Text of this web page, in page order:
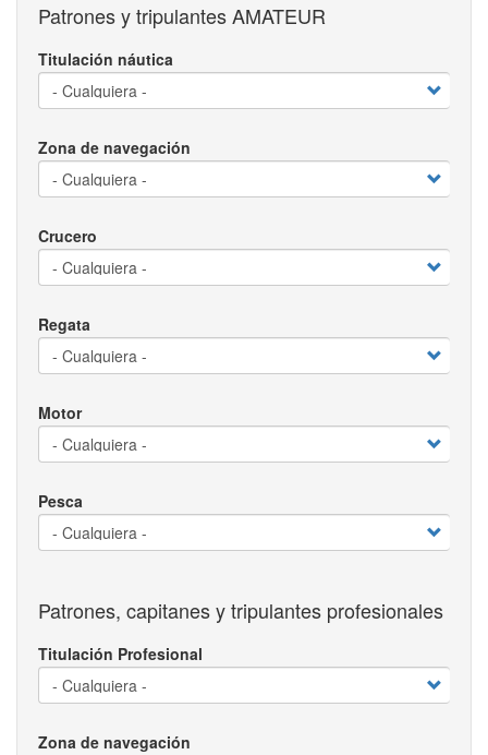
Patrones y tripulantes AMATEUR
Titulación náutica
Zona de navegación
Crucero
Regata
Motor
Pesca
Patrones, capitanes y tripulantes profesionales
Titulación Profesional
Zona de navegación